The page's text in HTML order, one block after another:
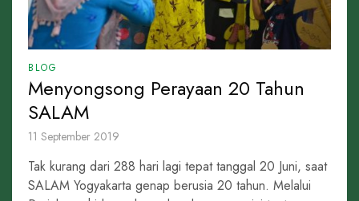
BLOG
Menyongsong Perayaan 20 Tahun
SALAM
11 September 2019
Tak kurang dari 288 hari lagi tepat tanggal 20 Juni, saat
SALAM Yogyakarta genap berusia 20 tahun. Melalui